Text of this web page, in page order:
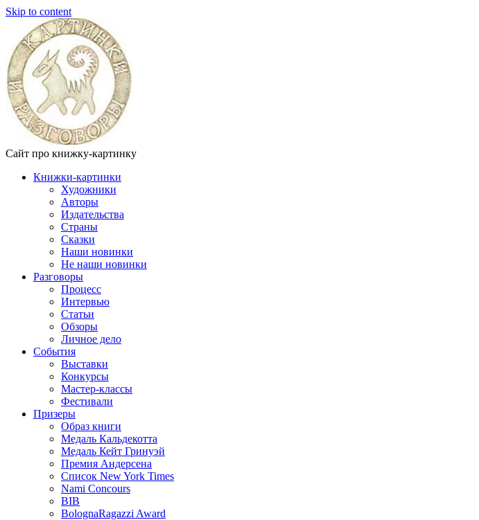
Skip to content
Сайт про книжку-картинку
Книжки-картинки
Художники
Авторы
Издательства
Страны
Сказки
Наши новинки
Не наши новинки
Разговоры
Процесс
Интервью
Статьи
Обзоры
Личное дело
События
Выставки
Конкурсы
Мастер-классы
Фестивали
Призеры
Образ книги
Медаль Кальдекотта
Медаль Кейт Гринуэй
Премия Андерсена
Список New York Times
Nami Concours
BIB
BolognaRagazzi Award